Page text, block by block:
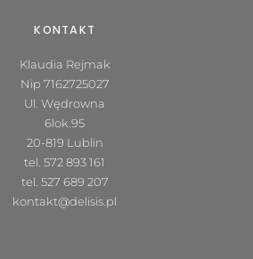
KONTAKT
Klaudia Rejmak
Nip 7162725027
Ul. Wędrowna
6lok.95
20-819 Lublin
tel.572 893 161
tel. 527 689 207
kontakt@delisis.pl